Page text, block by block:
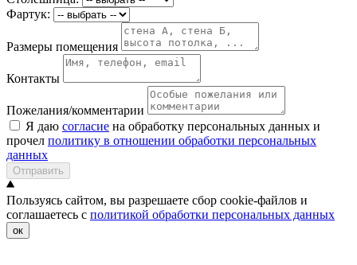
Фартук:
Размеры помещения
Контакты
Пожелания/комментарии
Я даю согласие на обработку персональных данных и
прочел политику в отношении обработки персональных
данных
Отправить
Пользуясь сайтом, вы разрешаете сбор cookie-файлов и
соглашаетесь с политикой обработки персональных данных
ок